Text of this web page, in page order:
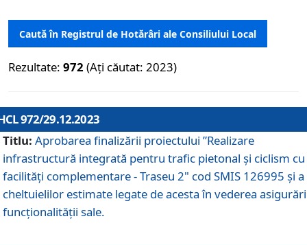
Caută în Registrul de Hotărâri ale Consiliului Local
Rezultate: 972 (Ați căutat: 2023)
972/29.12.2023
Titlu: Aprobarea finalizării proiectului ”Realizare
infrastructură integrată pentru trafic pietonal și ciclism cu
facilități complementare - Traseu 2" cod SMIS 126995 și a
cheltuielilor estimate legate de acesta în vederea
funcționalității sale.